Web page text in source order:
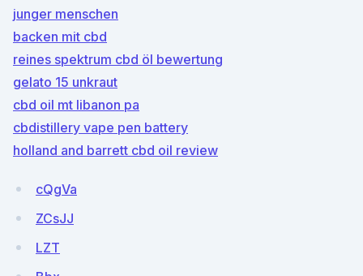
junger menschen
backen mit cbd
reines spektrum cbd öl bewertung
gelato 15 unkraut
cbd oil mt libanon pa
cbdistillery vape pen battery
holland and barrett cbd oil review
cQgVa
ZCsJJ
LZT